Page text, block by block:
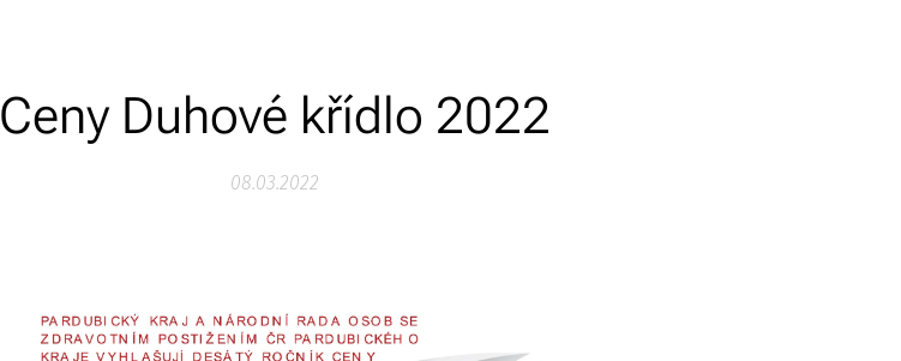
Ceny Duhové křídlo 2022
08.03.2022